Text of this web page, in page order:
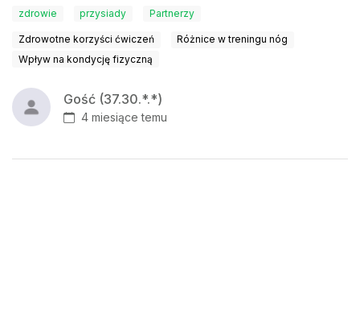
zdrowie przysiady Partnerzy
Zdrowotne korzyści ćwiczeń
Różnice w treningu nóg
Wpływ na kondycję fizyczną
Gość (37.30.*.*)
4 miesiące temu